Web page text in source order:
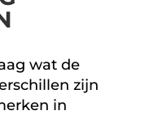
wat de
zijn
in